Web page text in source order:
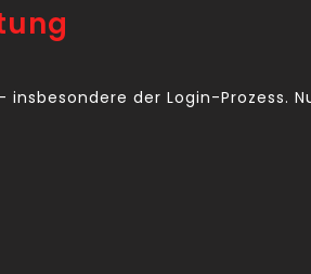
der Login-Prozess.